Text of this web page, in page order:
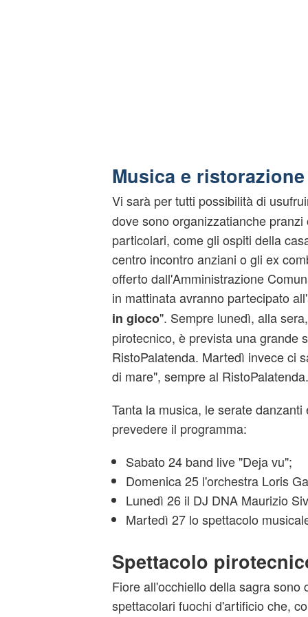
Musica e ristorazione
Vi sarà per tutti possibilità di
dove sono organizzatianche
particolari, come gli ospiti della
centro incontro anziani o gli ex
offerto dall'Amministrazione
in mattinata avranno partecipato
in gioco". Sempre lunedì, alla
pirotecnico, è prevista una grande
RistoPalatenda. Martedì invece ci
di mare", sempre al RistoPalatenda.
Tanta la musica, le serate
prevedere il programma:
Sabato 24 band live "Deja vu";
Domenica 25 l'orchestra Loris
Lunedì 26 il DJ DNA Maurizio
Martedì 27 lo spettacolo
Spettacolo
Fiore all'occhiello della sagra sono
spettacolari fuochi d'artificio che,